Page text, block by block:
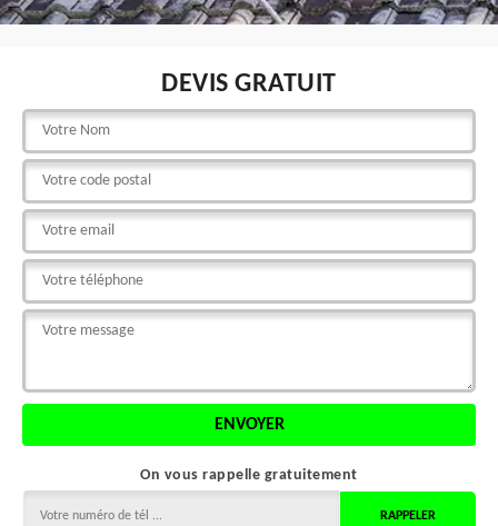
DEVIS GRATUIT
On vous rappelle gratuitement